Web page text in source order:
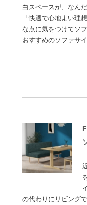
白スペースが、なん
「快適で心地よい理
な点に気をつけてソ
おすすめのソファサ
の代わりにリビング